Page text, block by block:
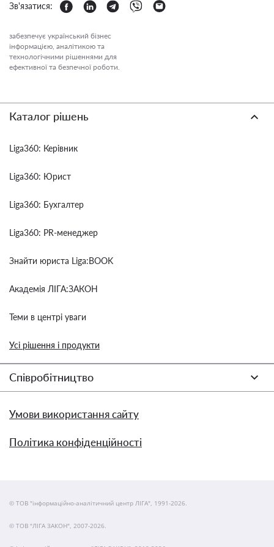
Зв'язатися:
забезпечує український бізнес
інформацією, аналітикою та
технологічними рішеннями для
ефективної та безпечної роботи.
Каталог рішень
Liga360: Керівник
Liga360: Юрист
Liga360: Бухгалтер
Liga360: PR-менеджер
Знайти юриста Liga:BOOK
Академія ЛІГА:ЗАКОН
Теми в центрі уваги
Усі рішення і продукти
Співробітництво
Умови використання сайту
Політика конфіденційності
© ТОВ "інформаційно-аналітичний центр ЛІГА", 1991-2026.
© ТОВ "ЛІГА ЗАКОН", 2007-2026.